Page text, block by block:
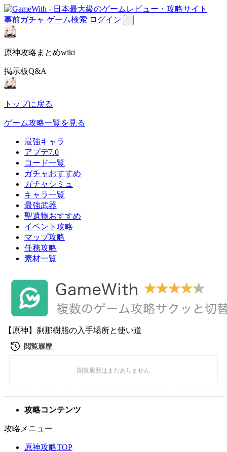
事前ガチャ ゲーム検索 ログイン
原神攻略まとめwiki
掲示板Q&A
トップに戻る
ゲーム攻略一覧を見る
最強キャラ
アプデ7.0
コード一覧
ガチャおすすめ
ガチャシミュ
キャラ一覧
最強武器
聖遺物おすすめ
イベント攻略
マップ攻略
任務攻略
素材一覧
【原神】刹那樹脂の入手場所と使い道
攻略コンテンツ
攻略メニュー
原神攻略TOP